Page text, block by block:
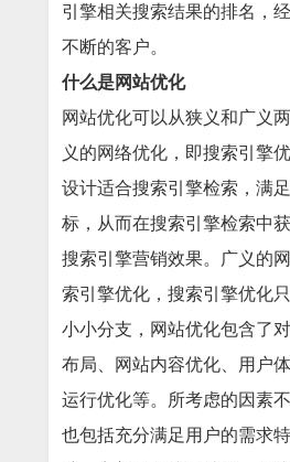
引擎相关搜索结果的排名，
不断的客户。
什么是网站优化
网站优化可以从狭义和广义
义的网络优化，即搜索引擎
设计适合搜索引擎检索，满
标，从而在搜索引擎检索中
搜索引擎营销效果。广义的
索引擎优化，搜索引擎优化
小小分支，网站优化包含了
布局、网站内容优化、用户
运行优化等。所考虑的因素
也包括充分满足用户的需求